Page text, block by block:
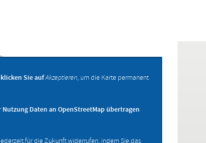
klicken Sie aufAkzeptieren, um die Karte permanent
Daten an OpenStreetMap übertragen